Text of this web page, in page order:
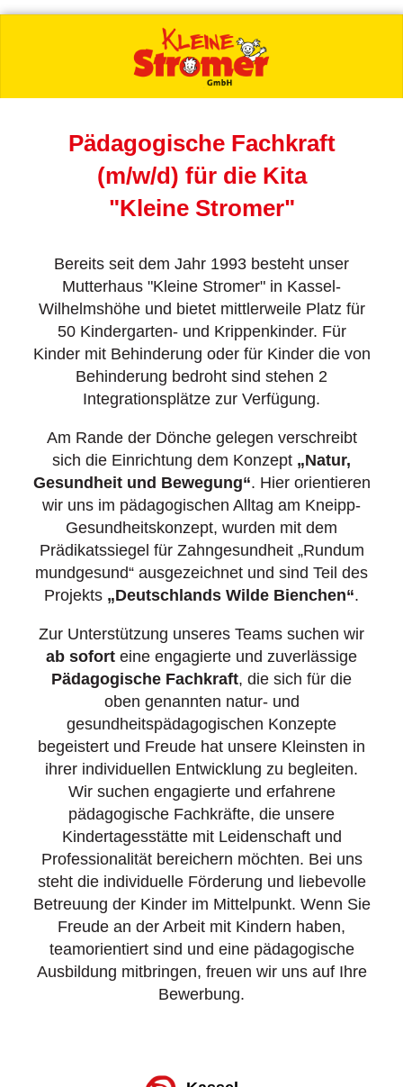
Pädagogische Fachkraft
(m/w/d) für die Kita
"Kleine Stromer"
Bereits seit dem Jahr 1993 besteht unser
Mutterhaus "Kleine Stromer" in Kassel-
Wilhelmshöhe und bietet mittlerweile Platz für
50 Kindergarten- und Krippenkinder. Für
Kinder mit Behinderung oder für Kinder die von
Behinderung bedroht sind stehen 2
Integrationsplätze zur Verfügung.
Am Rande der Dönche gelegen verschreibt
sich die Einrichtung dem Konzept „Natur,
Gesundheit und Bewegung“. Hier orientieren
wir uns im pädagogischen Alltag am Kneipp-
Gesundheitskonzept, wurden mit dem
Prädikatssiegel für Zahngesundheit „Rundum
mundgesund“ ausgezeichnet und sind Teil des
Projekts „Deutschlands Wilde Bienchen“.
Zur Unterstützung unseres Teams suchen wir
ab sofort eine engagierte und zuverlässige
Pädagogische Fachkraft, die sich für die
oben genannten natur- und
gesundheitspädagogischen Konzepte
begeistert und Freude hat unsere Kleinsten in
ihrer individuellen Entwicklung zu begleiten.
Wir suchen engagierte und erfahrene
pädagogische Fachkräfte, die unsere
Kindertagesstätte mit Leidenschaft und
Professionalität bereichern möchten. Bei uns
steht die individuelle Förderung und liebevolle
Betreuung der Kinder im Mittelpunkt. Wenn Sie
Freude an der Arbeit mit Kindern haben,
teamorientiert sind und eine pädagogische
Ausbildung mitbringen, freuen wir uns auf Ihre
Bewerbung.